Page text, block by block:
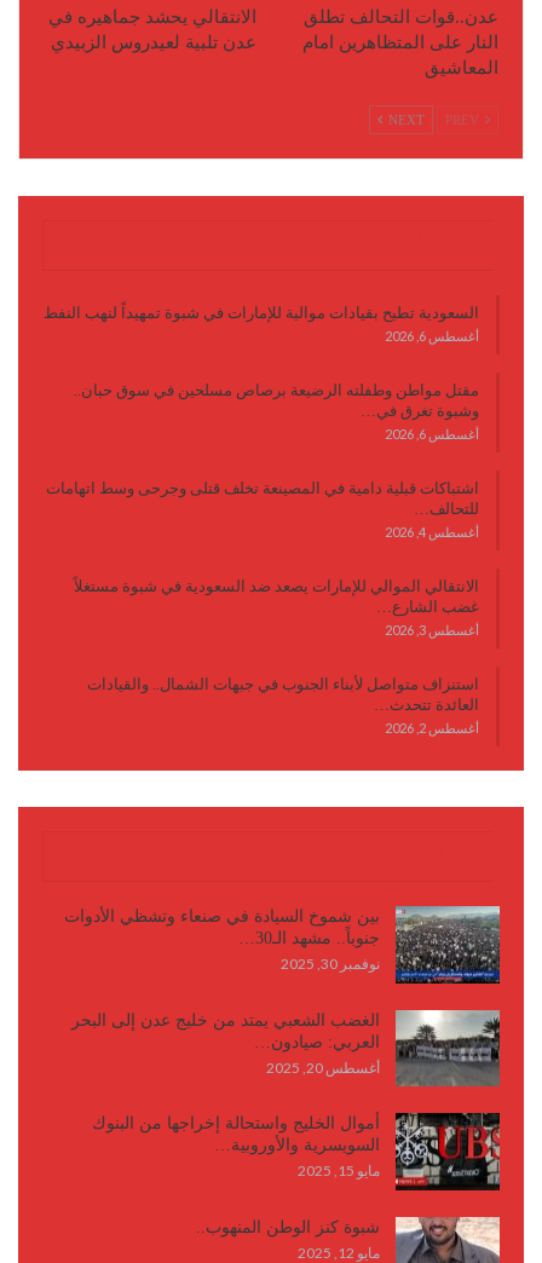
عدن..قوات التحالف تطلق
النار على المتظاهرين امام
المعاشيق
الانتقالي يحشد جماهيره في
عدن تلبية لعيدروس الزبيدي
NEXT
السعودية تطيح بقيادات موالية للإمارات في شبوة تمهيداً لنهب النفط
أغسطس 6, 2026
مقتل مواطن وطفلته الرضيعة برصاص مسلحين في سوق حبان..
وشبوة تغرق في…
أغسطس 6, 2026
اشتباكات قبلية دامية في المصينعة تخلف قتلى وجرحى وسط اتهامات
للتحالف…
أغسطس 4, 2026
الانتقالي الموالي للإمارات يصعد ضد السعودية في شبوة مستغلاً
غضب الشارع…
أغسطس 3, 2026
استنزاف متواصل لأبناء الجنوب في جبهات الشمال.. والقيادات
العائدة تتحدث…
أغسطس 2, 2026
بين شموخ السيادة في صنعاء وتشظي الأدوات
جنوباً.. مشهد الـ30…
نوفمبر 30, 2025
الغضب الشعبي يمتد من خليج عدن إلى البحر
العربي: صيادون…
أغسطس 20, 2025
أموال الخليج واستحالة إخراجها من البنوك
السويسرية والأوروبية…
مايو 15, 2025
شبوة كنز الوطن المنهوب..
مايو 12, 2025